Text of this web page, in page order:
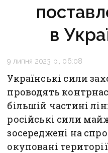
в
9 липня 2023 р., 06:08
Українські сили
проводять
більшій частині
російські сили
зосереджені на
окуповані